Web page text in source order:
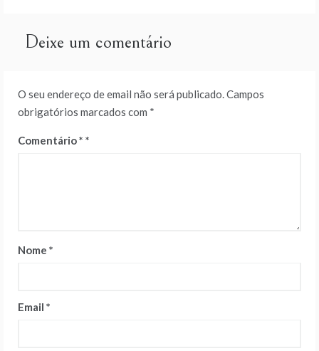
artigos
Deixe um comentário
O seu endereço de email não será publicado.Campos
obrigatórios marcados com *
Comentário*
Nome *
Email *